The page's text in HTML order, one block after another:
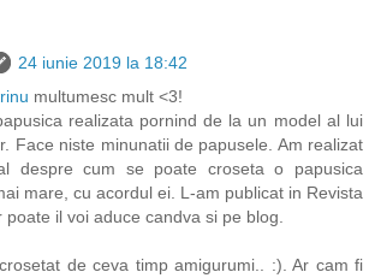
24 iunie 2019 la 18:42
multumesc mult <3!
realizata pornind de la un model al lui
Face niste minunatii de papusele. Am realizat
despre cum se poate croseta o papusica
mare, cu acordul ei. L-am publicat in Revista
poate il voi aduce candva si pe blog.
de ceva timp amigurumi.. :). Ar cam fi